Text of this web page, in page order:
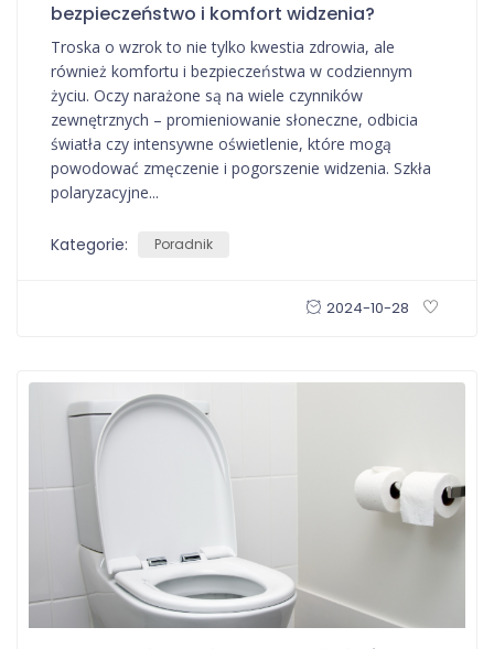
bezpieczeństwo i komfort widzenia?
Troska o wzrok to nie tylko kwestia zdrowia, ale
również komfortu i bezpieczeństwa w codziennym
życiu. Oczy narażone są na wiele czynników
zewnętrznych – promieniowanie słoneczne, odbicia
światła czy intensywne oświetlenie, które mogą
powodować zmęczenie i pogorszenie widzenia. Szkła
polaryzacyjne...
Kategorie: Poradnik
2024-10-28